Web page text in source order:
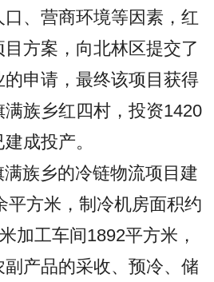
、营商环境等因素，红
方案，向北林区提交了
申请，最终该项目获得
族乡红四村，投资1420
成投产。
族乡的冷链物流项目建
平方米，制冷机房面积约
加工车间1892平方米，
产品的采收、预冷、储